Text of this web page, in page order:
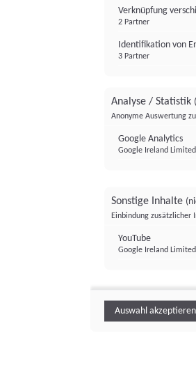
Verknüpfung
2 Partner
Identifikation von
3 Partner
Analyse / Statistik
Anonyme Auswertung
Google Analytics
Google Ireland
Sonstige Inhalte
Einbindung zusätzlicher
YouTube
Google Ireland
Auswahl akzeptieren